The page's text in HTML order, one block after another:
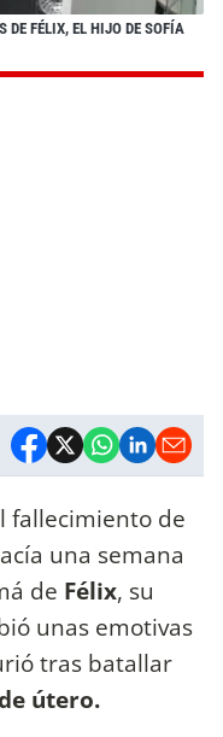
DE FÉLIX, EL HIJO DE SOFÍA
fallecimiento de
una semana
de Félix, su
unas emotivas
tras batallar
útero.